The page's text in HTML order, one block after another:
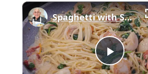
Play Unmute Fullscreen
Play
Spaghetti with Shrimp and Scallops